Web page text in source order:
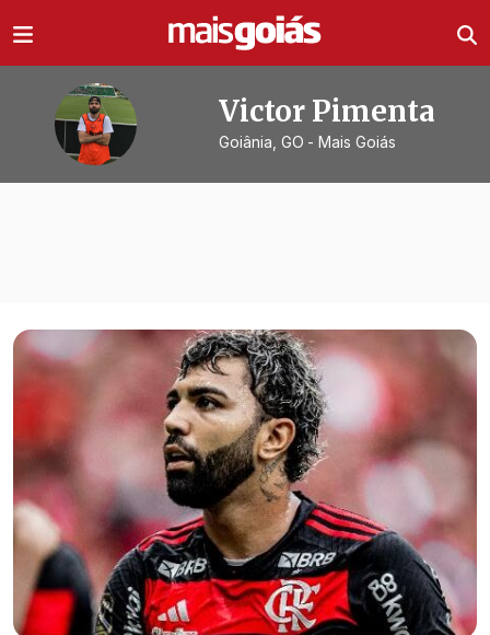
Victor Pimenta
Goiânia, GO - Mais Goiás
Todas as notícias deVictor Pimenta